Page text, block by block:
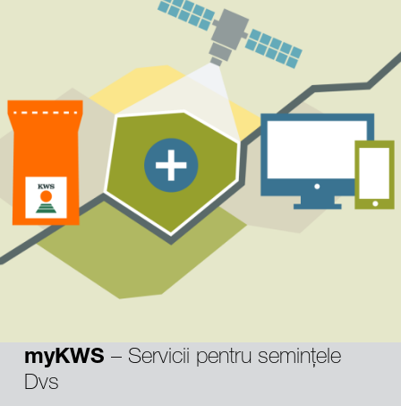
myKWS – Servicii pentru semințele
Dvs